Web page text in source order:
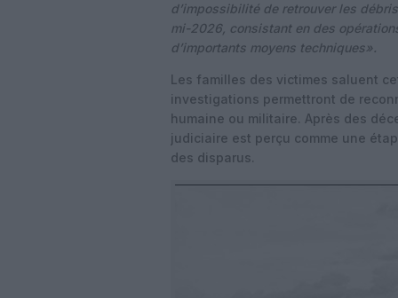
d’impossibilité de retrouver les
mi-2026, consistant en des
d’importants moyens techniques».
Les familles des victimes saluent
investigations permettront de
humaine ou militaire. Après des
judiciaire est perçu comme une
des disparus.